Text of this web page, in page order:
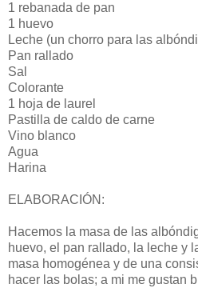
1 rebanada de pan
1 huevo
Leche (un chorro para las
Pan rallado
Sal
Colorante
1 hoja de laurel
Pastilla de caldo de carne
Vino blanco
Agua
Harina
ELABORACIÓN:
Hacemos la masa de las
huevo, el pan rallado, la leche y
masa homogénea y de una
hacer las bolas; a mi me gustan